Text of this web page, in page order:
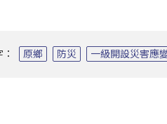
原鄉 防災 一級開設災害應